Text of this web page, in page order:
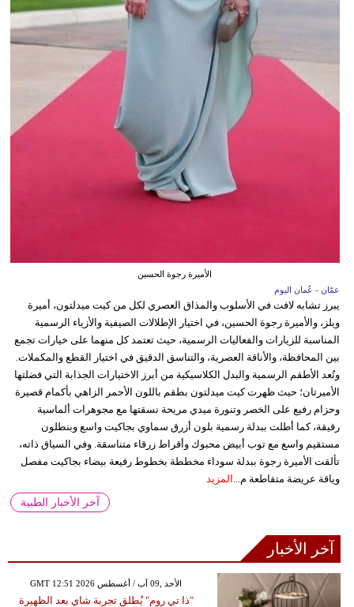
الأميرة رجوة الحسين
عمّان - عُمان اليوم
يبرز تشابه لافت في الأسلوب والمذاق العصري لكل من كيت ميدلتون، أميرة
ويلز، والأميرة رجوة الحسين، في اختيار الإطلالات الصيفية والأزياء الرسمية
المناسبة للزيارات والفعاليات الرسمية، حيث تعتمد كل منهما على خيارات تجمع
بين المحافظة، والأناقة العصرية، والتناسق الدقيق في اختيار القطع والمكملات.
وتُعد الأطقم الرسمية والبدل الكلاسيكية من أبرز الاختيارات الجذابة التي فضلتها
الأميرتان؛ حيث ظهرت كيت ميدلتون بطقم باللون الأحمر الزاهي بأكمام قصيرة
وحزام رفيع على الخصر وتنورة ميدي مريحة نسقتها مع مجوهرات ألماسية
رقيقة، كما أطلت ببدلة رسمية بلون أزرق سماوي بجاكيت واسع وبنطلون
مستقيم واسع مع توب أبيض محبوك وأقراط زرقاء متناسقة. وفي السياق ذاته،
تألقت الأميرة رجوة ببدلة سوداء مخططة بخطوط رفيعة بيضاء بجاكيت مفصل
وياقة عريضة متقاطعة م...
المزيد
آخر الأخبار الطبية
آخر الأخبار
GMT 12:51 2026 الأحد ,09 آب / أغسطس
"ذا تي روم" يُطلق تجربة شاي بعد الظهيرة